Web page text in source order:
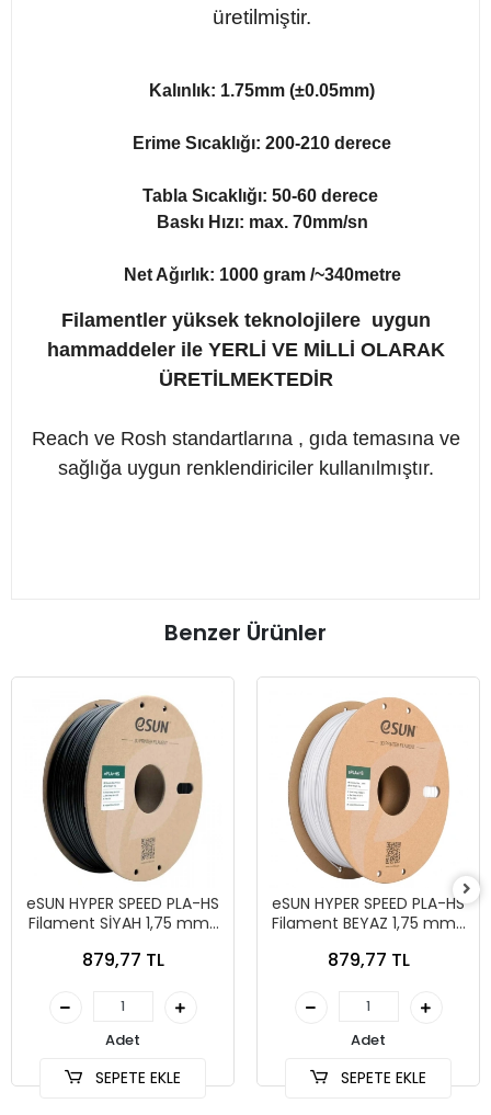
üretilmiştir.
Kalınlık: 1.75mm (±0.05mm)
Erime Sıcaklığı: 200-210 derece
Tabla Sıcaklığı: 50-60 derece
Baskı Hızı: max. 70mm/sn
Net Ağırlık: 1000 gram /~340metre
Filamentler yüksek teknolojilere uygun
hammaddeler ile YERLİ VE MİLLİ OLARAK
ÜRETİLMEKTEDİR
Reach ve Rosh standartlarına , gıda temasına ve
sağlığa uygun renklendiriciler kullanılmıştır.
Benzer Ürünler
eSUN HYPER SPEED PLA-HS
Filament SİYAH 1,75 mm 1
879,77 TL
Adet
SEPETE EKLE
eSUN HYPER SPEED PLA-HS
Filament BEYAZ 1,75 mm 1
879,77 TL
Adet
SEPETE EKLE